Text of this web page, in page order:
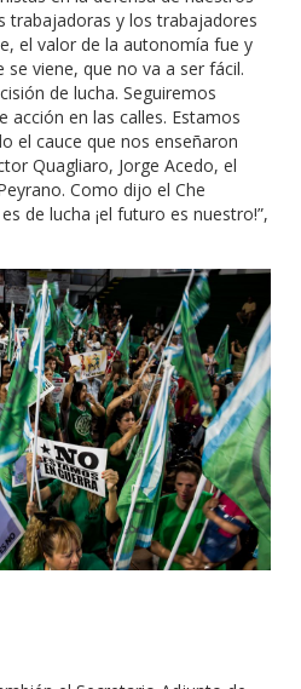
trabajadoras y los trabajadores
el valor de la autonomía fue y
se viene, que no va a ser fácil.
de lucha. Seguiremos
acción en las calles. Estamos
el cauce que nos enseñaron
Quagliaro, Jorge Acedo, el
Como dijo el Che
de lucha ¡el futuro es nuestro!”,